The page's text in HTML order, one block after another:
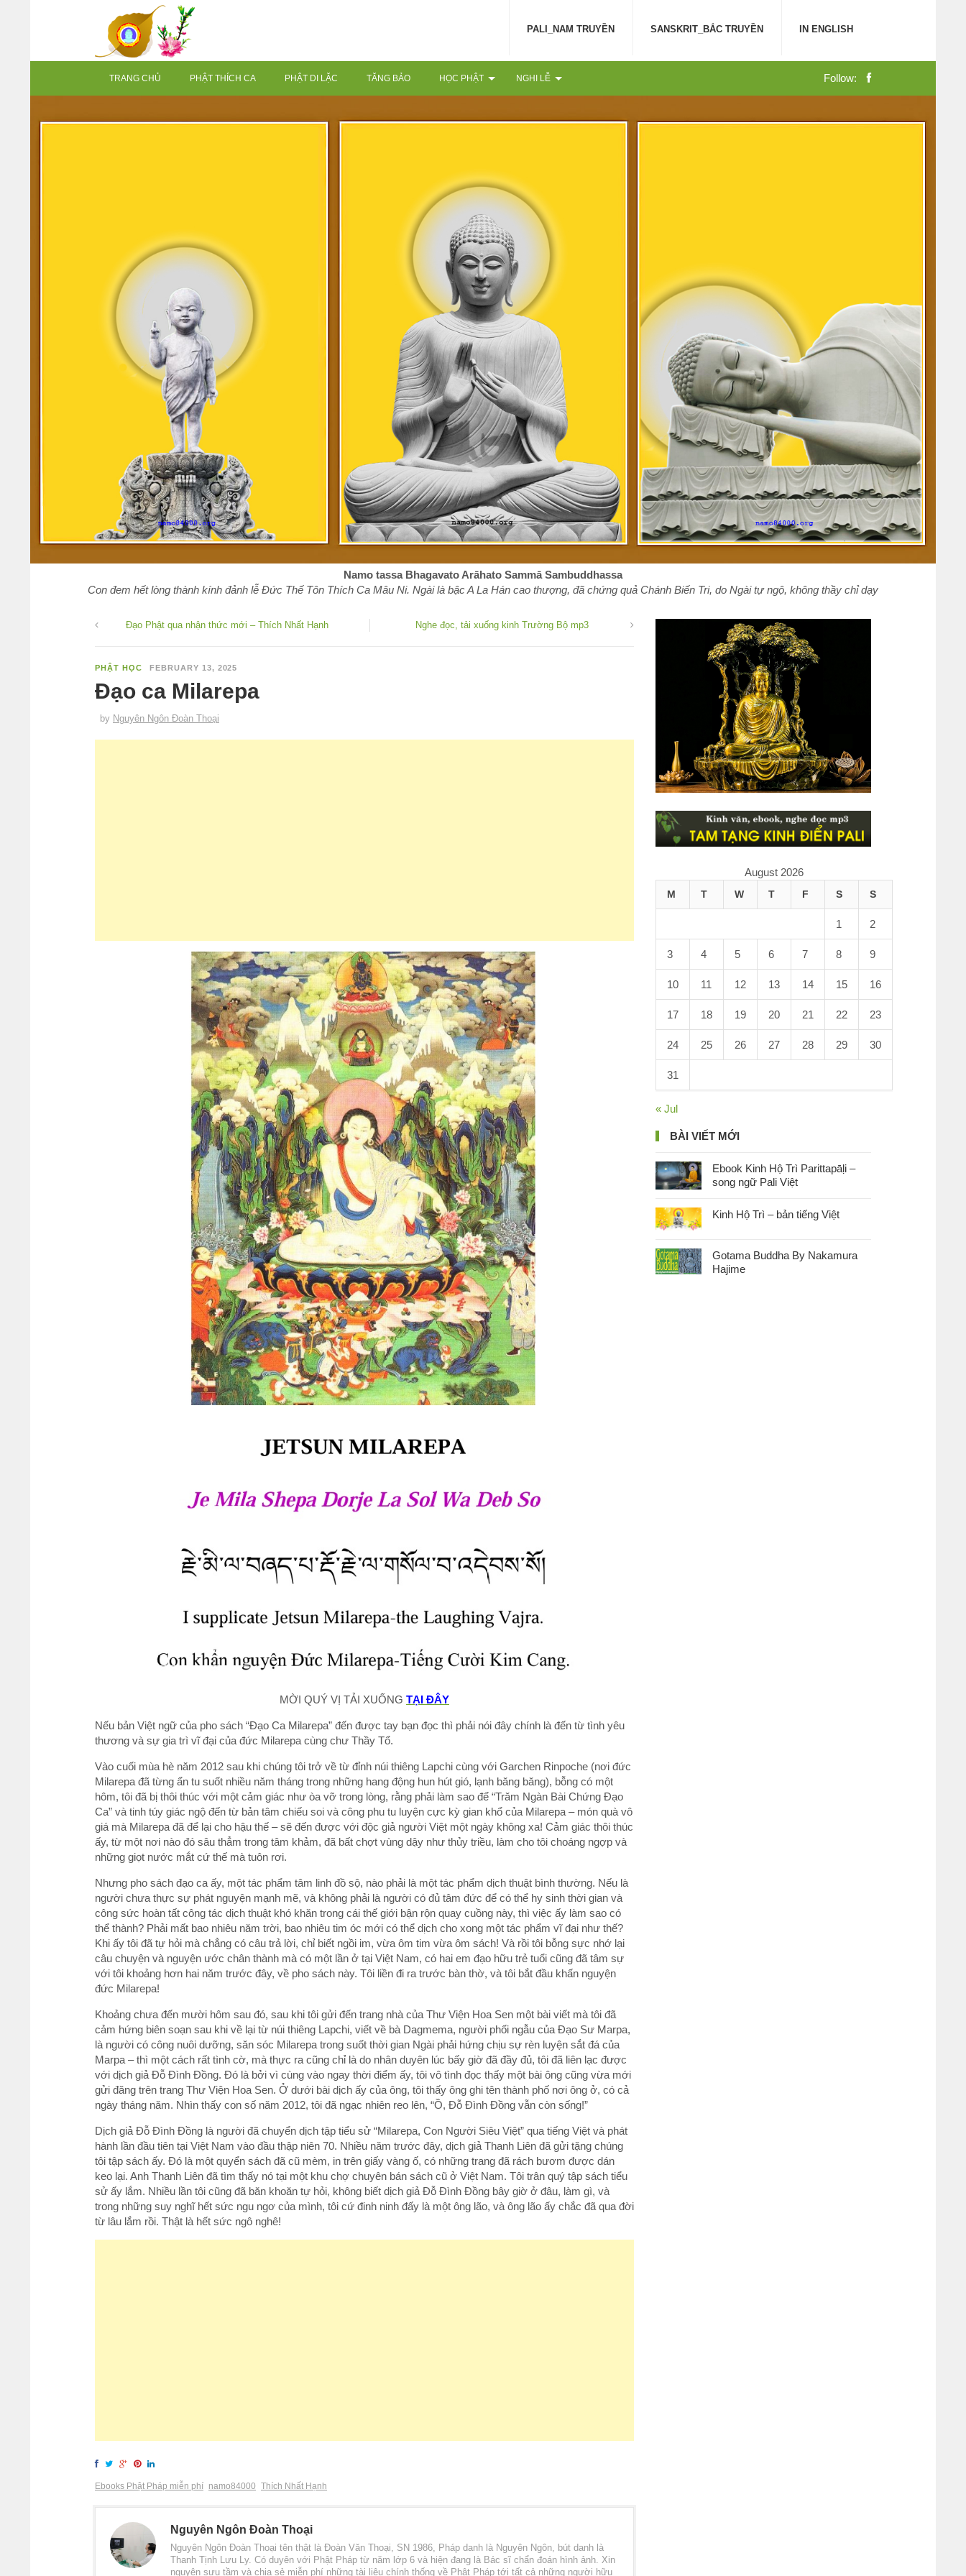
PALI_NAM TRUYỀN SANSKRIT_BẮC TRUYỀN IN ENGLISH
TRANG CHỦ PHẬT THÍCH CA PHẬT DI LẶC TĂNG BẢO HỌC PHẬT NGHI LỄ Follow:
Namo tassa Bhagavato Arāhato Sammā Sambuddhassa
Con đem hết lòng thành kính đảnh lễ Đức Thế Tôn Thích Ca Mâu Ni. Ngài là bậc A La Hán cao thượng, đã chứng quả Chánh Biến Tri, do Ngài tự ngộ, không thầy chỉ dạy
Đạo Phật qua nhận thức mới – Thích Nhất Hạnh Nghe đọc, tải xuống kinh Trường Bộ mp3
PHẬT HỌC FEBRUARY 13, 2025
Đạo ca Milarepa
by Nguyên Ngôn Đoàn Thoại
MỜI QUÝ VỊ TẢI XUỐNG TẠI ĐÂY
Nếu bản Việt ngữ của pho sách “Đạo Ca Milarepa” đến được tay bạn đọc thì phải nói đây chính là đến từ tình yêu
thương và sự gia trì vĩ đại của đức Milarepa cùng chư Thầy Tổ.
Vào cuối mùa hè năm 2012 sau khi chúng tôi trở về từ đỉnh núi thiêng Lapchi cùng với Garchen Rinpoche (nơi đức
Milarepa đã từng ẩn tu suốt nhiều năm tháng trong những hang động hun hút gió, lạnh băng băng), bỗng có một
hôm, tôi đã bị thôi thúc với một cảm giác như òa vỡ trong lòng, rằng phải làm sao để “Trăm Ngàn Bài Chứng Đạo
Ca” và tinh túy giác ngộ đến từ bản tâm chiếu soi và công phu tu luyện cực kỳ gian khổ của Milarepa – món quà vô
giá mà Milarepa đã để lại cho hậu thế – sẽ đến được với độc giả người Việt một ngày không xa! Cảm giác thôi thúc
ấy, từ một nơi nào đó sâu thẳm trong tâm khảm, đã bất chợt vùng dậy như thủy triều, làm cho tôi choáng ngợp và
những giọt nước mắt cứ thế mà tuôn rơi.
Nhưng pho sách đạo ca ấy, một tác phẩm tâm linh đồ sộ, nào phải là một tác phẩm dịch thuật bình thường. Nếu là
người chưa thực sự phát nguyện mạnh mẽ, và không phải là người có đủ tâm đức để có thể hy sinh thời gian và
công sức hoàn tất công tác dịch thuật khó khăn trong cái thế giới bận rộn quay cuồng này, thì việc ấy làm sao có
thể thành? Phải mất bao nhiêu năm trời, bao nhiêu tim óc mới có thể dịch cho xong một tác phẩm vĩ đại như thế?
Khi ấy tôi đã tự hỏi mà chẳng có câu trả lời, chỉ biết ngồi im, vừa ôm tim vừa ôm sách! Và rồi tôi bỗng sực nhớ lại
câu chuyện và nguyện ước chân thành mà có một lần ở tại Việt Nam, có hai em đạo hữu trẻ tuổi cũng đã tâm sự
với tôi khoảng hơn hai năm trước đây, về pho sách này. Tôi liền đi ra trước bàn thờ, và tôi bắt đầu khấn nguyện
đức Milarepa!
Khoảng chưa đến mười hôm sau đó, sau khi tôi gửi đến trang nhà của Thư Viện Hoa Sen một bài viết mà tôi đã
cảm hứng biên soạn sau khi về lại từ núi thiêng Lapchi, viết về bà Dagmema, người phối ngẫu của Đạo Sư Marpa,
là người có công nuôi dưỡng, săn sóc Milarepa trong suốt thời gian Ngài phải hứng chịu sự rèn luyện sắt đá của
Marpa ‒ thì một cách rất tình cờ, mà thực ra cũng chỉ là do nhân duyên lúc bấy giờ đã đầy đủ, tôi đã liên lạc được
với dịch giả Đỗ Đình Đồng. Đó là bởi vì cùng vào ngay thời điểm ấy, tôi vô tình đọc thấy một bài ông cũng vừa mới
gửi đăng trên trang Thư Viện Hoa Sen. Ở dưới bài dịch ấy của ông, tôi thấy ông ghi tên thành phố nơi ông ở, có cả
ngày tháng năm. Nhìn thấy con số năm 2012, tôi đã ngạc nhiên reo lên, “Ồ, Đỗ Đình Đồng vẫn còn sống!”
Dịch giả Đỗ Đình Đồng là người đã chuyển dịch tập tiểu sử “Milarepa, Con Người Siêu Việt” qua tiếng Việt và phát
hành lần đầu tiên tại Việt Nam vào đầu thập niên 70. Nhiều năm trước đây, dịch giả Thanh Liên đã gửi tặng chúng
tôi tập sách ấy. Đó là một quyển sách đã cũ mèm, in trên giấy vàng ố, có những trang đã rách bươm được dán
keo lại. Anh Thanh Liên đã tìm thấy nó tại một khu chợ chuyên bán sách cũ ở Việt Nam. Tôi trân quý tập sách tiểu
sử ấy lắm. Nhiều lần tôi cũng đã băn khoăn tự hỏi, không biết dịch giả Đỗ Đình Đồng bây giờ ở đâu, làm gì, và
trong những suy nghĩ hết sức ngu ngơ của mình, tôi cứ đinh ninh đấy là một ông lão, và ông lão ấy chắc đã qua đời
từ lâu lắm rồi. Thật là hết sức ngô nghê!
Ebooks Phật Pháp miễn phí namo84000 Thích Nhất Hạnh
Nguyên Ngôn Đoàn Thoại
Nguyên Ngôn Đoàn Thoại tên thật là Đoàn Văn Thoại, SN 1986, Pháp danh là Nguyên Ngôn, bút danh là
Thanh Tịnh Lưu Ly. Có duyên với Phật Pháp từ năm lớp 6 và hiện đang là Bác sĩ chẩn đoán hình ảnh. Xin
nguyện sưu tầm và chia sẻ miễn phí những tài liệu chính thống về Phật Pháp tới tất cả những người hữu
August 2026
M T W T F S S
1 2
3 4 5 6 7 8 9
10 11 12 13 14 15 16
17 18 19 20 21 22 23
24 25 26 27 28 29 30
31
« Jul
BÀI VIẾT MỚI
Ebook Kinh Hộ Trì Parittapāḷi –
song ngữ Pali Việt
Kinh Hộ Trì – bản tiếng Việt
Gotama Buddha By Nakamura
Hajime